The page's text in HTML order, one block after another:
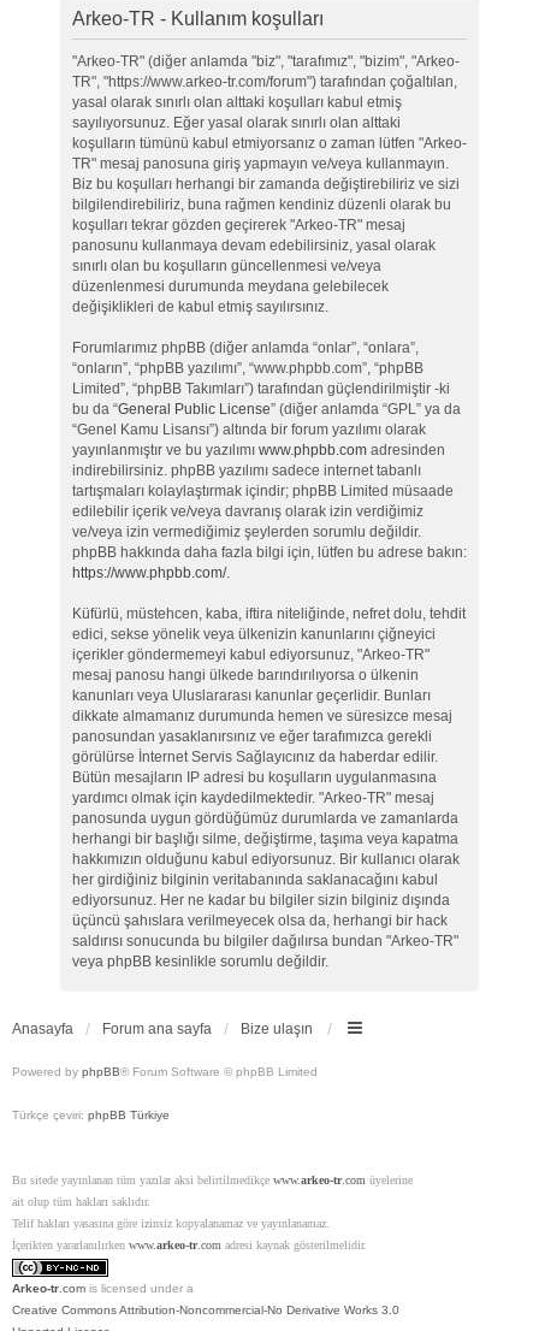
Arkeo-TR - Kullanım koşulları
"Arkeo-TR" (diğer anlamda "biz", "tarafımız", "bizim", "Arkeo-
TR", "https://www.arkeo-tr.com/forum") tarafından çoğaltılan,
yasal olarak sınırlı olan alttaki koşulları kabul etmiş
sayılıyorsunuz. Eğer yasal olarak sınırlı olan alttaki
koşulların tümünü kabul etmiyorsanız o zaman lütfen "Arkeo-
TR" mesaj panosuna giriş yapmayın ve/veya kullanmayın.
Biz bu koşulları herhangi bir zamanda değiştirebiliriz ve sizi
bilgilendirebiliriz, buna rağmen kendiniz düzenli olarak bu
koşulları tekrar gözden geçirerek "Arkeo-TR" mesaj
panosunu kullanmaya devam edebilirsiniz, yasal olarak
sınırlı olan bu koşulların güncellenmesi ve/veya
düzenlenmesi durumunda meydana gelebilecek
değişiklikleri de kabul etmiş sayılırsınız.
Forumlarımız phpBB (diğer anlamda “onlar”, “onlara”,
“onların”, “phpBB yazılımı”, “www.phpbb.com”, “phpBB
Limited”, “phpBB Takımları”) tarafından güçlendirilmiştir -ki
bu da “General Public License” (diğer anlamda “GPL” ya da
“Genel Kamu Lisansı”) altında bir forum yazılımı olarak
yayınlanmıştır ve bu yazılımı www.phpbb.comadresinden
indirebilirsiniz. phpBB yazılımı sadece internet tabanlı
tartışmaları kolaylaştırmak içindir; phpBB Limited müsaade
edilebilir içerik ve/veya davranış olarak izin verdiğimiz
ve/veya izin vermediğimiz şeylerden sorumlu değildir.
phpBB hakkında daha fazla bilgi için, lütfen bu adrese bakın:
https://www.phpbb.com/.
Küfürlü, müstehcen, kaba, iftira niteliğinde, nefret dolu, tehdit
edici, sekse yönelik veya ülkenizin kanunlarını çiğneyici
içerikler göndermemeyi kabul ediyorsunuz, "Arkeo-TR"
mesaj panosu hangi ülkede barındırılıyorsa o ülkenin
kanunları veya Uluslararası kanunlar geçerlidir. Bunları
dikkate almamanız durumunda hemen ve süresizce mesaj
panosundan yasaklanırsınız ve eğer tarafımızca gerekli
görülürse İnternet Servis Sağlayıcınız da haberdar edilir.
Bütün mesajların IP adresi bu koşulların uygulanmasına
yardımcı olmak için kaydedilmektedir. "Arkeo-TR" mesaj
panosunda uygun gördüğümüz durumlarda ve zamanlarda
herhangi bir başlığı silme, değiştirme, taşıma veya kapatma
hakkımızın olduğunu kabul ediyorsunuz. Bir kullanıcı olarak
her girdiğiniz bilginin veritabanında saklanacağını kabul
ediyorsunuz. Her ne kadar bu bilgiler sizin bilginiz dışında
üçüncü şahıslara verilmeyecek olsa da, herhangi bir hack
saldırısı sonucunda bu bilgiler dağılırsa bundan "Arkeo-TR"
veya phpBB kesinlikle sorumlu değildir.
Anasayfa Forum ana sayfa Bize ulaşın
Powered by phpBB® Forum Software © phpBB Limited
Türkçe çeviri: phpBB Türkiye
Bu sitede yayınlanan tüm yazılar aksi belirtilmedikçe www.arkeo-tr.com üyelerine
ait olup tüm hakları saklıdır.
Telif hakları yasasına göre izinsiz kopyalanamaz ve yayınlanamaz.
İçerikten yararlanılırken www.arkeo-tr.com adresi kaynak gösterilmelidir.
Arkeo-tr .com is licensed under a
Creative Commons Attribution-Noncommercial-No Derivative Works 3.0